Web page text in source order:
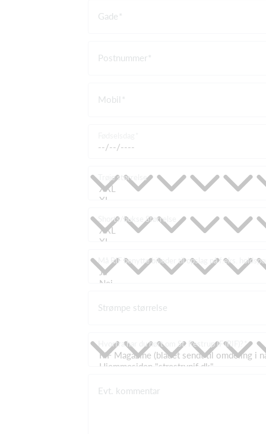
Gade
Postnummer
Mobil
Trøje størrelse
Shorts/bukse Størrelse
Må RIF benytte billeder til opslag på f.eks.
Strømpe størrelse
Hvorfra har du hørt om St. Restrup IF (RIF)?
Evt. kommentar